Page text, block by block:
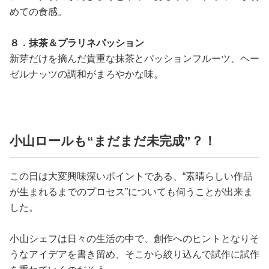
めての食感。
８．抹茶＆プラリネパッション
新芽だけを摘んだ貴重な抹茶とパッションフルーツ、ヘー
ゼルナッツの調和がまろやかな味。
小山ロールも“まだまだ未完成”？！
この日は大変興味深いポイントである、“素晴らしい作品
が生まれるまでのプロセス”についても伺うことが出来ま
した。
小山シェフは日々の生活の中で、創作へのヒントとなりそ
うなアイデアを書き留め、そこから絞り込んで試作に試作